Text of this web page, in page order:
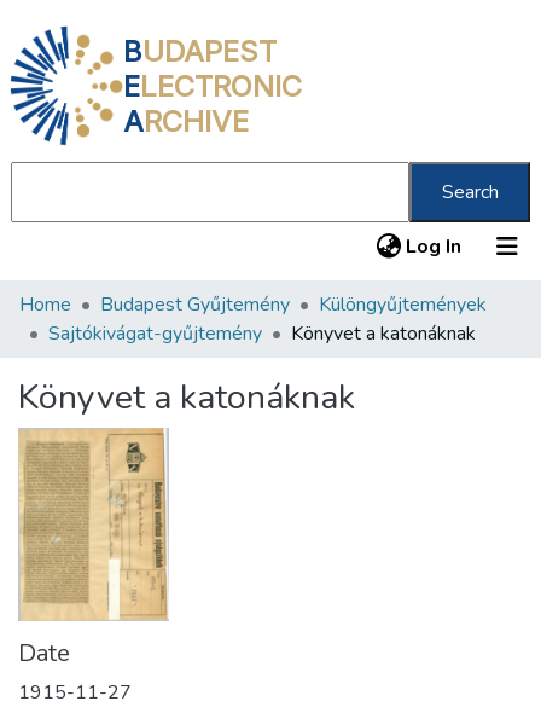
BUDAPEST
ELECTRONIC
ARCHIVE
Search
Log In (current)
Communities & Collections
Statistics
About us
Home Budapest Gyűjtemény
Különgyűjtemények
Sajtókivágat-gyűjtemény
Könyvet a katonáknak
Könyvet a katonáknak
Date
1915-11-27